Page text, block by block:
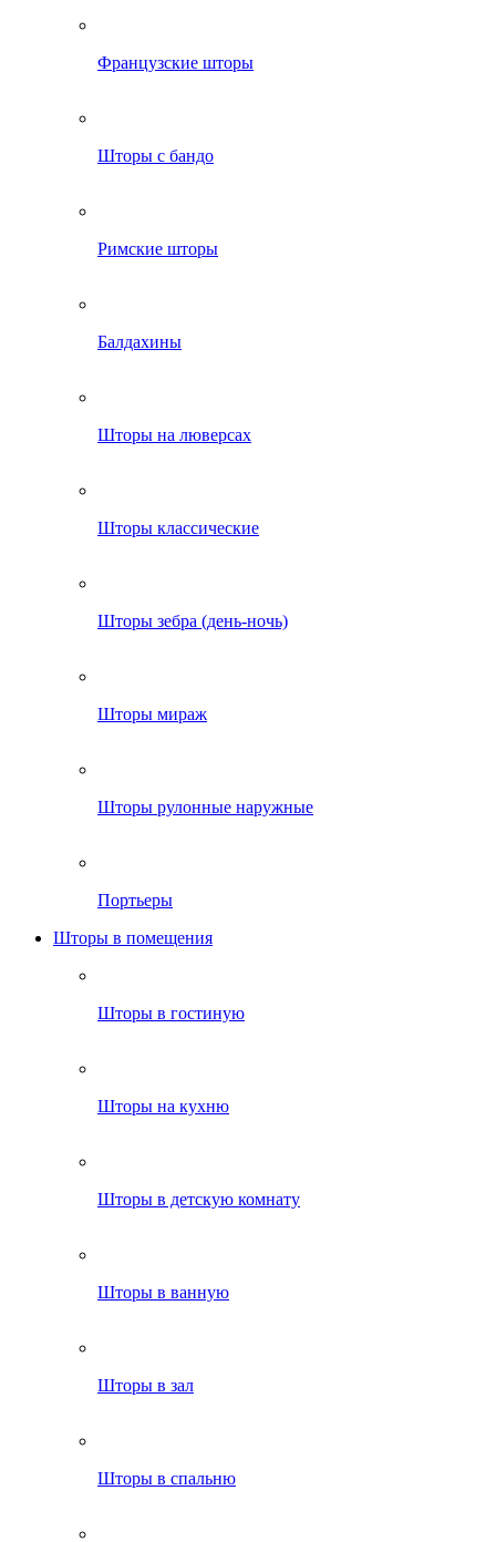
Французские шторы
Шторы с бандо
Римские шторы
Балдахины
Шторы на люверсах
Шторы классические
Шторы зебра (день-ночь)
Шторы мираж
Шторы рулонные наружные
Портьеры
Шторы в помещения
Шторы в гостиную
Шторы на кухню
Шторы в детскую комнату
Шторы в ванную
Шторы в зал
Шторы в спальню